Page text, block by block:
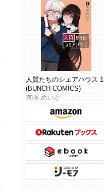
人質たちのシェアハウス 1
(BUNCH COMICS)
有咲 めいか